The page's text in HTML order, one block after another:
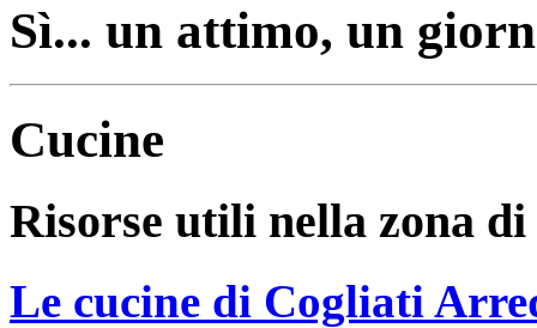
Sì... un attimo, un
Cucine
Risorse utili nella zona
Le cucine di Cogliati